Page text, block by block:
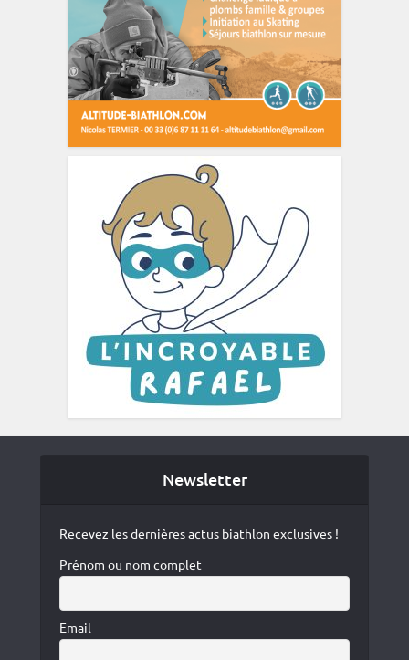
Newsletter
Recevez les dernières actus biathlon exclusives !
Prénom ou nom complet
Email